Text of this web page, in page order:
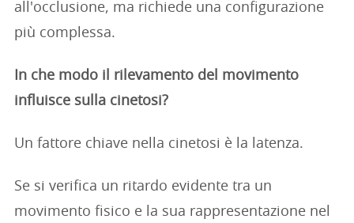
all'occlusione, ma richiede una configurazione
più complessa.
In che modo il rilevamento del movimento
influisce sulla cinetosi?
Un fattore chiave nella cinetosi è la latenza.
Se si verifica un ritardo evidente tra un
movimento fisico e la sua rappresentazione nel